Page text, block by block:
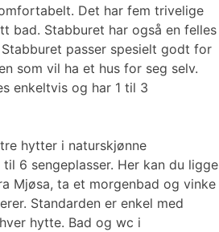
Det har fem trivelige
bad. Stabburet har også en felles
passer spesielt godt for
som vil ha et hus for seg selv.
enkeltvis og har 1 til 3
hytter i naturskjønne
6 sengeplasser. Her kan du ligge
Mjøsa, ta et morgenbad og vinke
Standarden er enkel med
hytte. Bad og wc i